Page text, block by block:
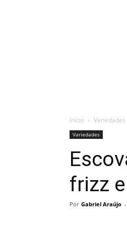
Início Variedades
Variedades
frizz
Por Gabriel Araújo -